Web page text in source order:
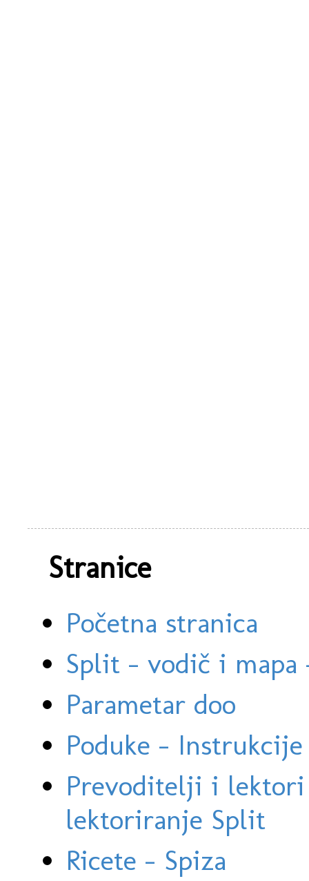
Stranice
Početna stranica
Split - vodič i
Parametar doo
Poduke -
Prevoditelji i
lektoriranje Split
Ricete - Spiza